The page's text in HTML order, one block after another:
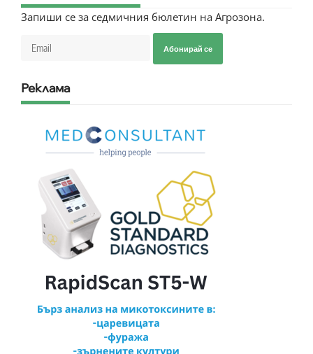
Запиши се за седмичния бюлетин на Агрозона.
Абонирай се
Реклама